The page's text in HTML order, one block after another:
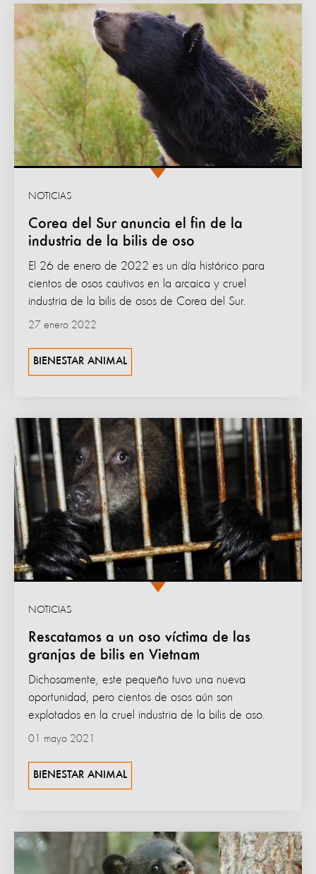
Corea del Sur anuncia el fin de la
industria de la bilis de oso
NOTICIAS
El 26 de enero de 2022 es un día histórico para
cientos de osos cautivos en la arcaica y cruel
industria de la bilis de osos de Corea del Sur.
27 enero 2022
BIENESTAR ANIMAL
Rescatamos a un oso víctima de las
granjas de bilis en Vietnam
NOTICIAS
Dichosamente, este pequeño tuvo una nueva
oportunidad, pero cientos de osos aún son
explotados en la cruel industria de la bilis de oso.
01 mayo 2021
BIENESTAR ANIMAL